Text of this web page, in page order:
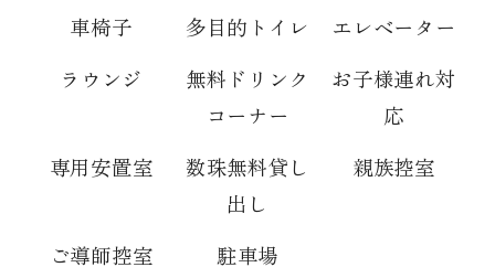
車椅子 多目的トイレ エレベーター
ラウンジ
無料ドリンク
コーナー
お子様連れ対
応
専用安置室
数珠無料貸し
出し
親族控室
ご導師控室 駐車場